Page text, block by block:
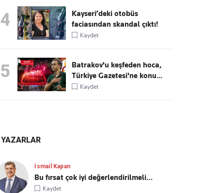
4
Kayseri’deki otobüs
faciasından skandal çıktı!
Kaydet
5
Batrakov'u keşfeden hoca,
Türkiye Gazetesi'ne konu...
Kaydet
YAZARLAR
İsmail Kapan
Bu fırsat çok iyi değerlendirilmeli…
Kaydet